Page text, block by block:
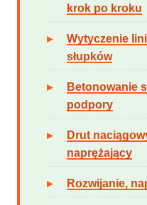
krok po kroku
Wytyczenie
słupków
Betonowanie
podpory
Drut
naprężający
Rozwijanie,